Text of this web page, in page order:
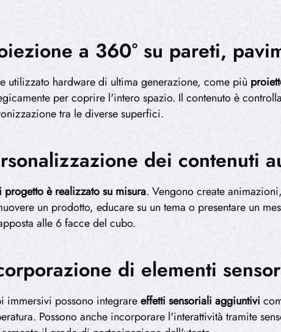
a 360° su pareti,
utilizzato hardware di ultima generazione, come più
per coprire l'intero spazio. Il contenuto è
tra le diverse superfici.
dei contenuti
progetto è realizzato su misura. Vengono create
un prodotto, educare su un tema o presentare un
alle 6 facce del cubo.
di elementi
immersivi possono integrareeffetti sensoriali aggiuntivi
Possono anche incorporare l'interattività tramite